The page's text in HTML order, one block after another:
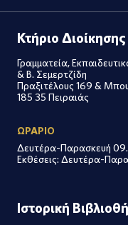
Κτήριο Διοίκησης
Γραμματεία,
& Β. Σεμερτζίδη
Πραξιτέλους 169 &
185 35 Πειραιάς
ΩΡΑΡΙΟ
Δευτέρα-Παρασκευή
Εκθέσεις: Δευτέρα-
Ιστορική